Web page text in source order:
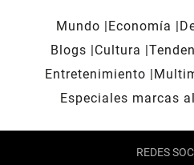
Mundo Economía
Blogs
Cultura
Entretenimiento
Especiales marcas
REDES